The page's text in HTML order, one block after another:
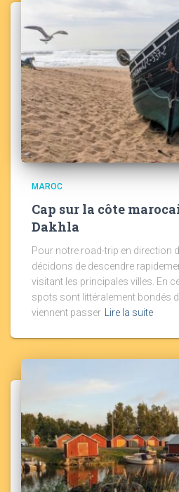
MAROC
Cap sur la côte
Dakhla
Pour notre road-trip en direction
décidons de descendre
visitant les principales villes. En
spots sont littéralement bondés
viennent passer Lire la suite